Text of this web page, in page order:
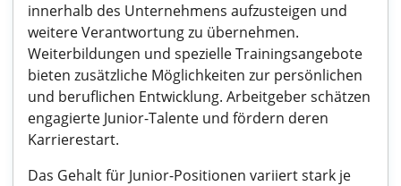
innerhalb des Unternehmens aufzusteigen und
weitere Verantwortung zu übernehmen.
Weiterbildungen und spezielle Trainingsangebote
bieten zusätzliche Möglichkeiten zur persönlichen
und beruflichen Entwicklung. Arbeitgeber schätzen
engagierte Junior-Talente und fördern deren
Karrierestart.
Das Gehalt für Junior-Positionen variiert stark je